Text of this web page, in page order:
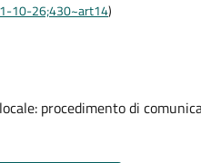
10-26;430~art14)
procedimento di